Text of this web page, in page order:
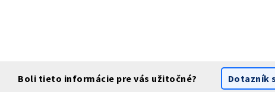
Boli tieto informácie pre vás užitočné? Dotazník